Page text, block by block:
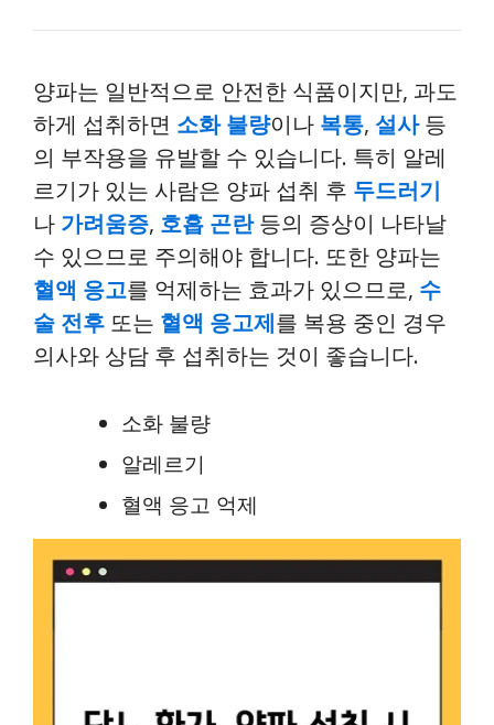
양파는 일반적으로 안전한 식품이지만, 과도
하게 섭취하면 소화 불량이나 복통, 설사등
의 부작용을 유발할 수 있습니다. 특히 알레
르기가 있는 사람은 양파 섭취 후 두드러기
나 가려움증, 호흡 곤란등의 증상이 나타날
수 있으므로 주의해야 합니다. 또한 양파는
혈액 응고를 억제하는 효과가 있으므로, 수
술 전후 또는 혈액 응고제를 복용 중인 경우
의사와 상담 후 섭취하는 것이 좋습니다.
소화 불량
알레르기
혈액 응고 억제